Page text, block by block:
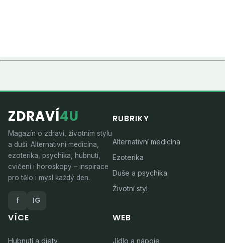
ZDRAVÍ4U
Magazín o zdraví, životním stylu
a duši. Alternativní medicína,
ezoterika, psychika, hubnutí,
cvičení i horoskopy – inspirace
pro tělo i mysl každý den.
f IG
RUBRIKY
Alternativní medicína
Ezoterika
Duše a psychika
Životní styl
VÍCE
Hubnutí a diety
WEB
Jídlo a nápoje